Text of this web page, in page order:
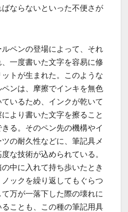
ならないといった不便さが
ペンの登場によって、それ
一度書いた文字を容易に修
トが生まれた。このような
ンは、摩擦でインキを無色
いるため、インクが乾いて
より書いた文字を擦ること
る。そのペン先の機構やイ
の耐久性などに、筆記具メ
な技術が込められている。
中に入れて持ち歩いたとき
ックを繰り返してもぐらつ
万が一落下した際の壊れに
ることも、この種の筆記用具